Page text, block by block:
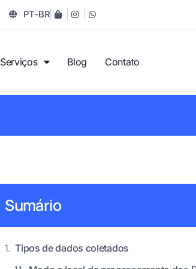
PT-BR
Serviços Blog Contato
Sumário
Tipos de dados coletados